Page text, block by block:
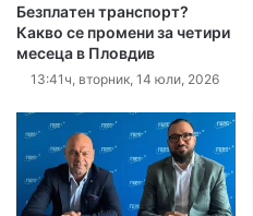
Безплатен транспорт?
Какво се промени за четири
месеца в Пловдив
13:41ч, вторник, 14 юли, 2026